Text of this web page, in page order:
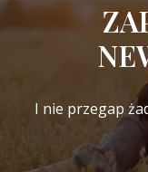
I nie przegap